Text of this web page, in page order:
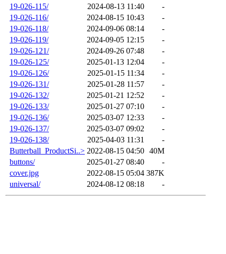
19-026-115/
2024-08-13 11:40
-
19-026-116/
2024-08-15 10:43
-
19-026-118/
2024-09-06 08:14
-
19-026-119/
2024-09-05 12:15
-
19-026-121/
2024-09-26 07:48
-
19-026-125/
2025-01-13 12:04
-
19-026-126/
2025-01-15 11:34
-
19-026-131/
2025-01-28 11:57
-
19-026-132/
2025-01-21 12:52
-
19-026-133/
2025-01-27 07:10
-
19-026-136/
2025-03-07 12:33
-
19-026-137/
2025-03-07 09:02
-
19-026-138/
2025-04-03 11:31
-
Butterball_ProductSi..> 2022-08-15 04:50 40M
buttons/
2025-01-27 08:40
-
cover.jpg
2022-08-15 05:04 387K
universal/
2024-08-12 08:18 -